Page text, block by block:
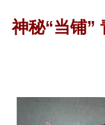
神秘“当铺”